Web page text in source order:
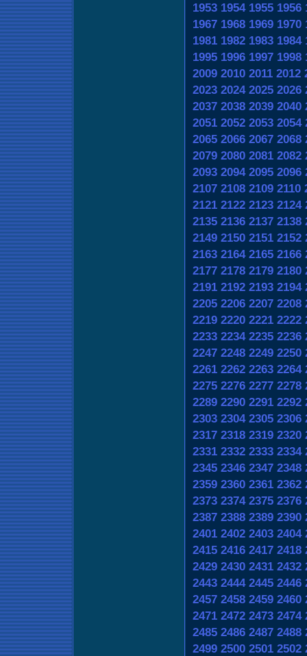
1953 1954 1955 1956
1967 1968 1969 1970
1981 1982 1983 1984
1995 1996 1997 1998
2009 2010 2011 2012
2023 2024 2025 2026
2037 2038 2039 2040
2051 2052 2053 2054
2065 2066 2067 2068
2079 2080 2081 2082
2093 2094 2095 2096
2107 2108 2109 2110
2121 2122 2123 2124
2135 2136 2137 2138
2149 2150 2151 2152
2163 2164 2165 2166
2177 2178 2179 2180
2191 2192 2193 2194
2205 2206 2207 2208
2219 2220 2221 2222
2233 2234 2235 2236
2247 2248 2249 2250
2261 2262 2263 2264
2275 2276 2277 2278
2289 2290 2291 2292
2303 2304 2305 2306
2317 2318 2319 2320
2331 2332 2333 2334
2345 2346 2347 2348
2359 2360 2361 2362
2373 2374 2375 2376
2387 2388 2389 2390
2401 2402 2403 2404
2415 2416 2417 2418
2429 2430 2431 2432
2443 2444 2445 2446
2457 2458 2459 2460
2471 2472 2473 2474
2485 2486 2487 2488
2499 2500 2501 2502